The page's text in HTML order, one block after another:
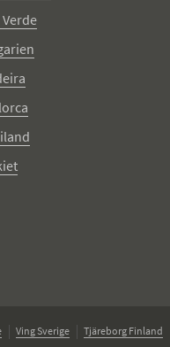
Verde
Ving Sverige
Tjäreborg Finland